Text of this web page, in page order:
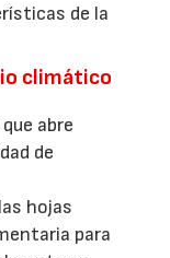
de la
climático
abre
de
hojas
para